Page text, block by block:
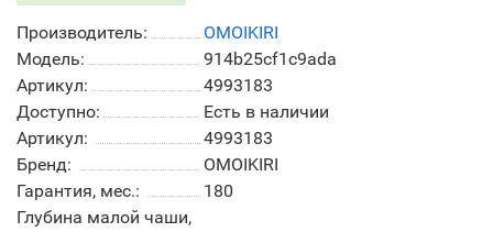
Производитель:
OMOIKIRI
Модель:
914b25cf1c9ada
Артикул:
4993183
Доступно:
Есть в наличии
Артикул:
4993183
Бренд:
OMOIKIRI
Гарантия, мес.:
180
Глубина малой чаши,